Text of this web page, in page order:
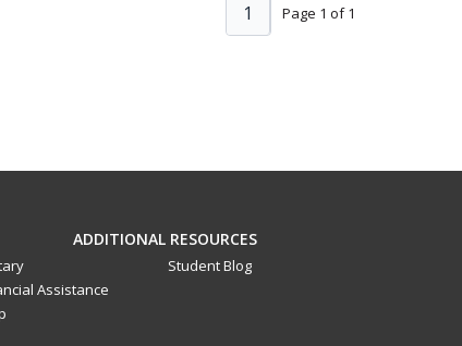
Page 1 of 1
1
ADDITIONAL RESOURCES
Assistance
Student Blog